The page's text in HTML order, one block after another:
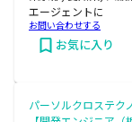
エージェントに
お問い合わせする
お気に入り
パーソルクロステク